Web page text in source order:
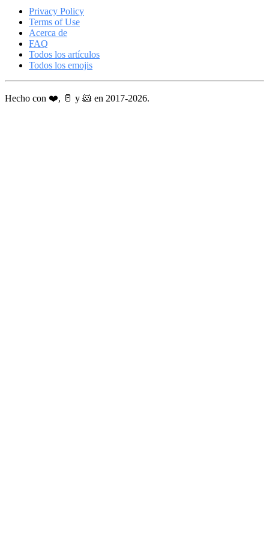
Privacy Policy
Terms of Use
Acerca de
FAQ
Todos los artículos
Todos los emojis
Hecho con ❤️, 🥛 y 🐹 en 2017-2026.